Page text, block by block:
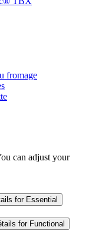
fromage
can adjust your
for Essential
for Functional